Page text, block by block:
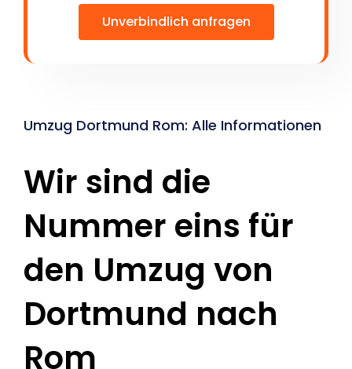
Unverbindlich anfragen
Umzug Dortmund Rom: Alle Informationen
Wir sind die
Nummer eins für
den Umzug von
Dortmund nach
Rom